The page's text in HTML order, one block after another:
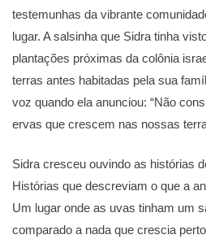
testemunhas da vibrante
lugar. A salsinha que Sidra tinha
plantações próximas da colônia
terras antes habitadas pela sua
voz quando ela anunciou: “Não
ervas que crescem nas nossas
Sidra cresceu ouvindo as histórias
Histórias que descreviam o que a
Um lugar onde as uvas tinham um
comparado a nada que crescia